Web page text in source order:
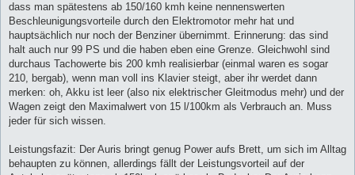
dass man spätestens ab 150/160 kmh keine nennenswerten
Beschleunigungsvorteile durch den Elektromotor mehr hat und
hauptsächlich nur noch der Benziner übernimmt. Erinnerung: das sind
halt auch nur 99 PS und die haben eben eine Grenze. Gleichwohl sind
durchaus Tachowerte bis 200 kmh realisierbar (einmal waren es sogar
210, bergab), wenn man voll ins Klavier steigt, aber ihr werdet dann
merken: oh, Akku ist leer (also nix elektrischer Gleitmodus mehr) und der
Wagen zeigt den Maximalwert von 15 l/100km als Verbrauch an. Muss
jeder für sich wissen.
Leistungsfazit: Der Auris bringt genug Power aufs Brett, um sich im Alltag
behaupten zu können, allerdings fällt der Leistungsvorteil auf der